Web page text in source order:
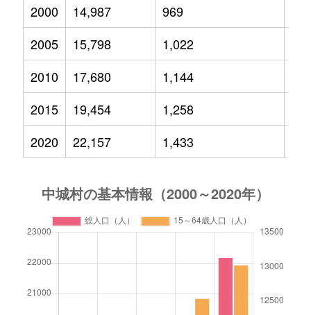
2000
14,987 969
2005
15,798 1,022
2010
17,680 1,144
2015
19,454 1,258
2020
22,157 1,433